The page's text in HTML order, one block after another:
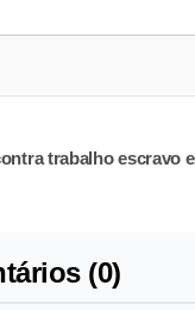
trabalho escravo
(0)